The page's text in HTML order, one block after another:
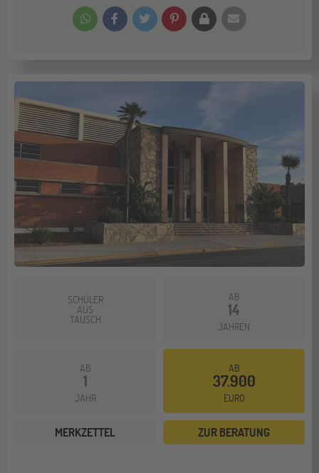
SCHÜLER
AUS
TAUSCH
AB
14
JAHREN
AB
1
JAHR
AB
37.900
EURO
MERKZETTEL ZUR BERATUNG